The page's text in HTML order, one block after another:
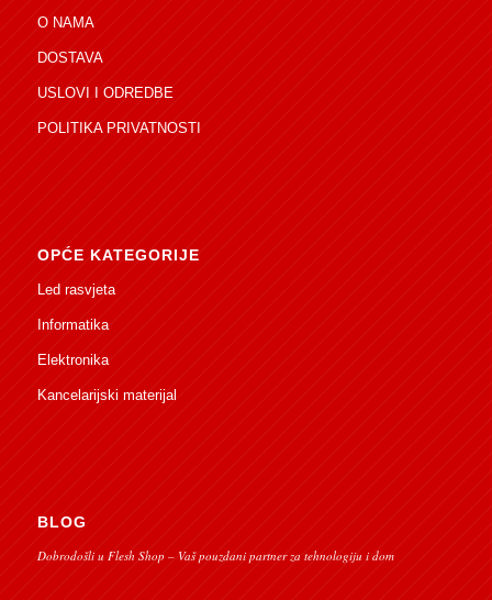
O NAMA
DOSTAVA
USLOVI I ODREDBE
POLITIKA PRIVATNOSTI
OPĆE KATEGORIJE
Led rasvjeta
Informatika
Elektronika
Kancelarijski materijal
BLOG
Dobrodošli u Flesh Shop – Vaš pouzdani partner za tehnologiju i dom